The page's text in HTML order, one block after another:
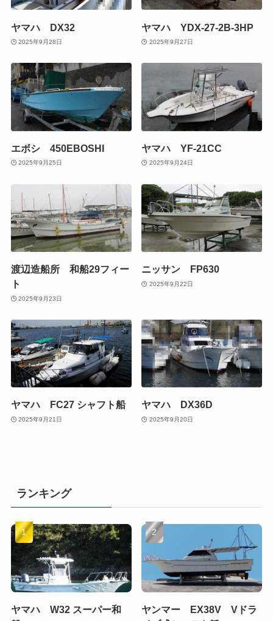
ヤマハ DX32
2025年9月28日
ヤマハ YDX-27-2B-3HP
2025年9月27日
エボシ 450EBOSHI
2025年9月25日
ヤマハ YF-21CC
2025年9月24日
渡辺造船所 和船29フィー
ト
2025年9月23日
ニッサン FP630
2025年9月22日
ヤマハ FC27 シャフト船
2025年9月21日
ヤマハ DX36D
2025年9月20日
ランキング
ヤマハ W32 スーパー和
ヤンマー EX38V Vドラ